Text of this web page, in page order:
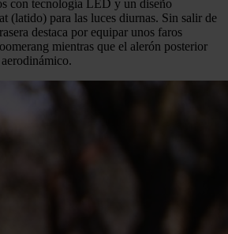
con tecnología LED y un diseño
(latido) para las luces diurnas. Sin salir de
destaca por equipar unos faros
mientras que el alerón posterior